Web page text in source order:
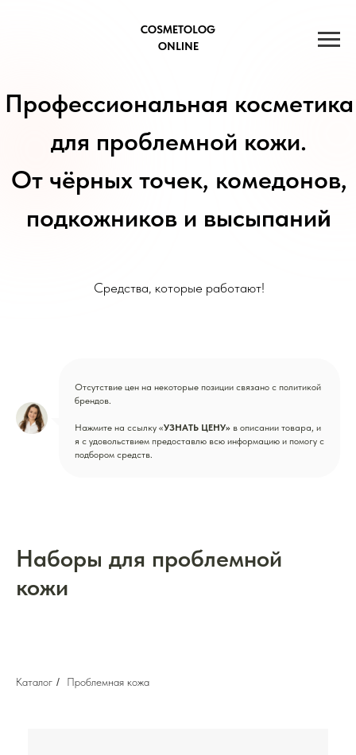
для проблемной кожи.
От чёрных точек, комедонов,
подкожников и высыпаний
ONLINE
Отсутствие цен на некоторые позиции связано с политикой
брендов.
Нажмите на ссылку «УЗНАТЬ ЦЕНУ» в описании товара, и
я с удовольствием предоставлю всю информацию и помогу с
подбором средств.
Наборы для проблемной
кожи
Каталог / Проблемная кожа